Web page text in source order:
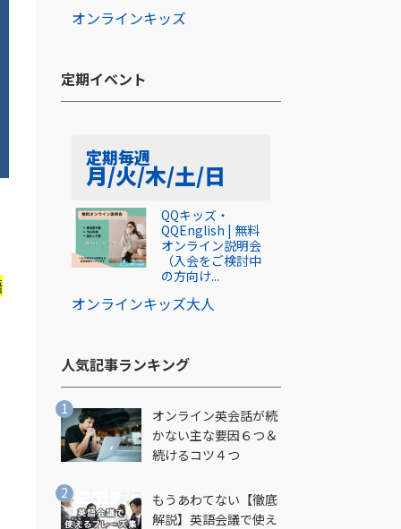
オンラインキッズ
定期イベント​
定期毎週
月/火/木/土/日
オンラインキッズ大人
QQキッズ・
QQEnglish | 無料
オンライン説明会
（入会をご検討中
の方向け...
人気記事ランキング​
オンライン英会話が続
かない主な要因６つ＆
続けるコツ４つ
もうあわてない【徹底
解説】英語会議で使え